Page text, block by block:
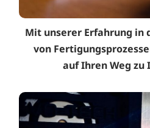
Mit unserer Erfahrung in
von
auf Ihren Weg zu